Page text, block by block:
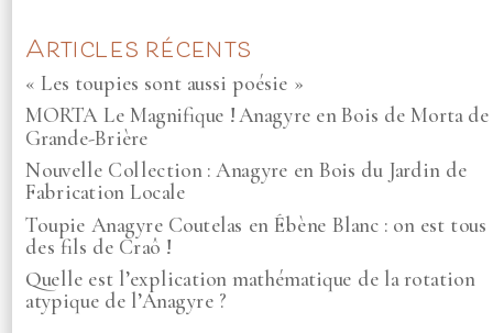
Articles récents
« Les toupies sont aussi poésie »
MORTA Le Magnifique ! Anagyre en Bois de Morta de
Grande-Brière
Nouvelle Collection : Anagyre en Bois du Jardin de
Fabrication Locale
Toupie Anagyre Coutelas en Ébène Blanc : on est tous
des fils de Craô !
Quelle est l’explication mathématique de la rotation
atypique de l’Anagyre ?